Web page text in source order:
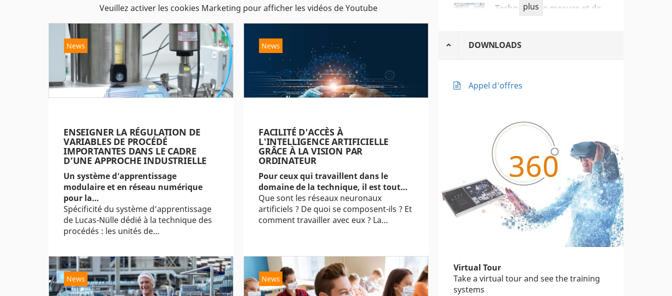
Veuillez activer les cookies Marketing pour afficher les vidéos de Youtube
News
ENSEIGNER LA RÉGULATION DE
VARIABLES DE PROCÉDÉ
IMPORTANTES DANS LE CADRE
D’UNE APPROCHE INDUSTRIELLE
Un système d’apprentissage
modulaire et en réseau numérique
pour la…
Spécificité du système d’apprentissage
de Lucas-Nülle dédié à la technique des
procédés : les unités de…
News
FACILITÉ D'ACCÈS À
L'INTELLIGENCE ARTIFICIELLE
GRÂCE À LA VISION PAR
ORDINATEUR
Pour ceux qui travaillent dans le
domaine de la technique, il est tout…
Que sont les réseaux neuronaux
artificiels ? De quoi se composent-ils ? Et
comment travailler avec eux ? La…
News News
Technique de mesure et de
plus
DOWNLOADS
Appel d'offres
Virtual Tour
Take a virtual tour and see the training
systems